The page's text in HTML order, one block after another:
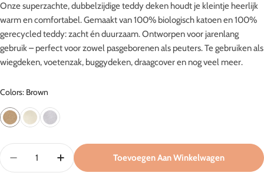
Onze superzachte, dubbelzijdige teddy deken houdt je kleintje heerlijk
warm en comfortabel. Gemaakt van 100% biologisch katoen en 100%
gerecycled teddy: zacht én duurzaam. Ontworpen voor jarenlang
gebruik – perfect voor zowel pasgeborenen als peuters. Te gebruiken als
wiegdeken, voetenzak, buggydeken, draagcover en nog veel meer.
Colors: Brown
Aantal
Aantal Verlagen Voor Teddy Deken In Brown
Aantal Verhogen Voor Teddy Deken In Brown
Toevoegen Aan Winkelwagen